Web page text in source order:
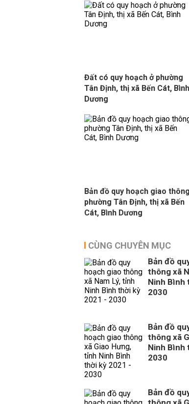
Đất có quy hoạch ở phường
Tân Định, thị xã Bến Cát, Bình
Dương
Bản đồ quy hoạch giao thông
phường Tân Định, thị xã Bến
Cát, Bình Dương
CÙNG CHUYÊN MỤC
Bản đồ
thông xã
Ninh Bình
2030
Bản đồ
thông xã
Ninh Bình
2030
Bản đồ